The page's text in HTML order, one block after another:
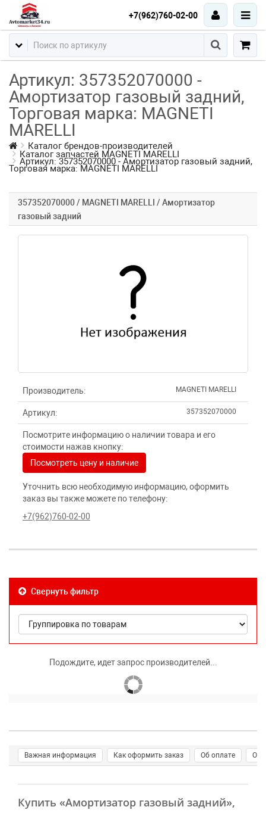
+7(962)760-02-00
Артикул: 357352070000 -
Амортизатор газовый задний,
Торговая марка: MAGNETI
MARELLI
Каталог брендов-производителей
Каталог запчастей MAGNETI MARELLI
Артикул: 357352070000 - Амортизатор газовый задний,
Торговая марка: MAGNETI MARELLI
357352070000 / MAGNETI MARELLI / Амортизатор
газовый задний
Производитель: MAGNETI MARELLI
Артикул: 357352070000
Посмотрите информацию о наличии товара и его
стоимости нажав кнопку:
Посмотреть цену и наличие
Уточнить всю необходимую информацию, оформить
заказ вы также можете по телефону:
+7(962)760-02-00
Свернуть фильтр
Подождите, идет запрос производителей...
Важная информация Как оформить заказ Об оплате О
Купить «Амортизатор газовый задний»,